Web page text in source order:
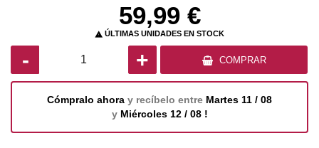
59,99 €
 ÚLTIMAS UNIDADES EN STOCK
- + COMPRAR
Cómpralo ahora y recíbelo entre Martes 11 / 08
y Miércoles 12 / 08 !